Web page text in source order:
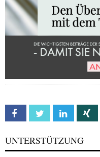
Facebook Twitter Linkedin
UNTERSTÜTZUNG